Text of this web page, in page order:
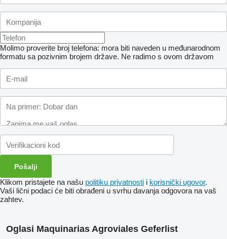
Molimo proverite broj telefona: mora biti naveden u međunarodnom
formatu sa pozivnim brojem države. Ne radimo s ovom državom
Klikom pristajete na našu politiku privatnosti i korisnički ugovor.
Vaši lični podaci će biti obrađeni u svrhu davanja odgovora na vaš
zahtev.
Oglasi Maquinarias Agroviales Geferlist